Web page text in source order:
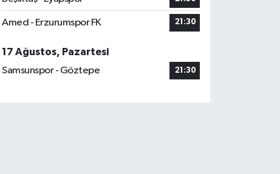
Amed - Erzurumspor FK 21:30
17 Ağustos, Pazartesi
Samsunspor - Göztepe
21:30